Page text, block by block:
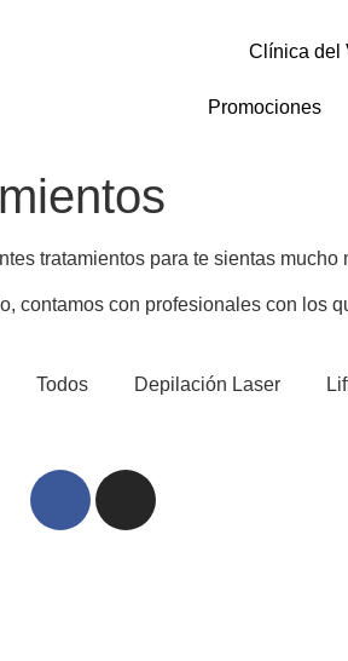
Clínica del
Promociones
tratamientos para te sientas
contamos con profesionales con los
Todos Depilación Laser